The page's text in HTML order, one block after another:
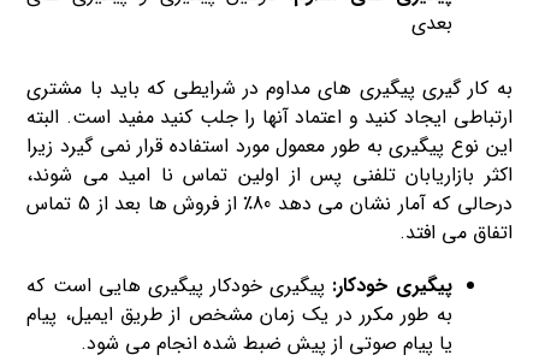
بعدی
به کار گیری پیگیری های مداوم در شرایطی که باید با مشتری
ارتباطی ایجاد کنید و اعتماد آنها را جلب کنید مفید است. البته
این نوع پیگیری به طور معمول مورد استفاده قرار نمی گیرد زیرا
اکثر بازاریابان تلفنی پس از اولین تماس نا امید می شوند،
درحالی که آمار نشان می دهد 80٪ از فروش ها بعد از 5 تماس
اتفاق می افتد.
پیگیری خودکار: پیگیری خودکار پیگیری هایی است که
به طور مکرر در یک زمان مشخص از طریق ایمیل، پیام
یا پیام صوتی از پیش ضبط شده انجام می شود.